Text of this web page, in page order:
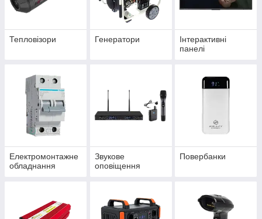
Тепловізори Генератори
Інтерактивні
панелі
Електромонтажне
обладнання
Звукове
оповіщення
Повербанки